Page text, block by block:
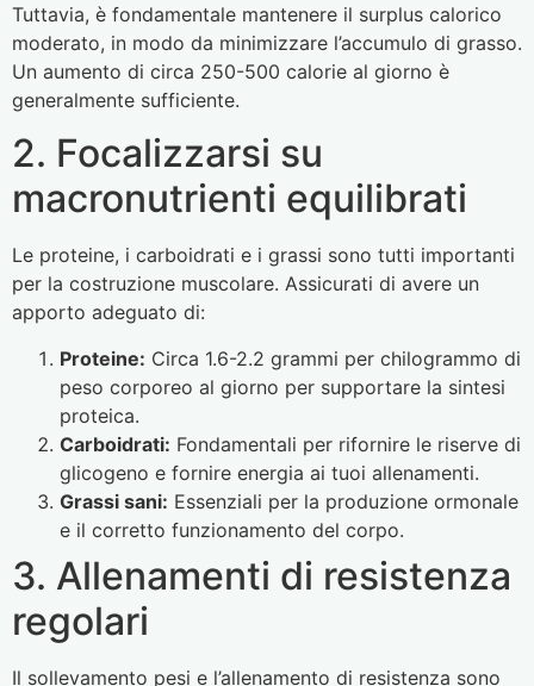
Tuttavia, è fondamentale mantenere il surplus calorico
moderato, in modo da minimizzare l’accumulo di grasso.
Un aumento di circa 250-500 calorie al giorno è
generalmente sufficiente.
2. Focalizzarsi su
macronutrienti equilibrati
Le proteine, i carboidrati e i grassi sono tutti importanti
per la costruzione muscolare. Assicurati di avere un
apporto adeguato di:
Proteine: Circa 1.6-2.2 grammi per chilogrammo di
peso corporeo al giorno per supportare la sintesi
proteica.
Carboidrati: Fondamentali per rifornire le riserve di
glicogeno e fornire energia ai tuoi allenamenti.
Grassi sani: Essenziali per la produzione ormonale
e il corretto funzionamento del corpo.
3. Allenamenti di resistenza
regolari
Il sollevamento pesi e l’allenamento di resistenza sono